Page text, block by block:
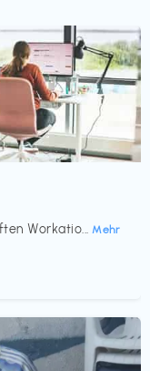
Workatio... Mehr